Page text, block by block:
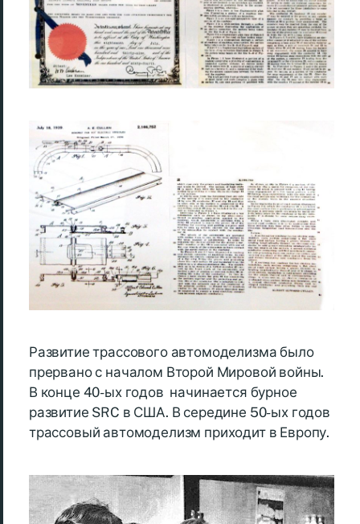
Развитие трассового автомоделизма было
прервано с началом Второй Мировой войны.
В конце 40-ых годов начинается бурное
развитие SRC в США. В середине 50-ых годов
трассовый автомоделизм приходит в Европу.